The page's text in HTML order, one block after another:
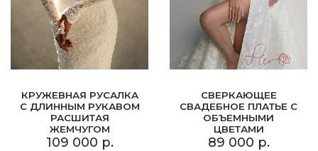
КРУЖЕВНАЯ РУСАЛКА
С ДЛИННЫМ РУКАВОМ
РАСШИТАЯ
ЖЕМЧУГОМ
109 000 р.
СВЕРКАЮЩЕЕ
СВАДЕБНОЕ ПЛАТЬЕ С
ОБЪЕМНЫМИ
ЦВЕТАМИ
89 000 р.